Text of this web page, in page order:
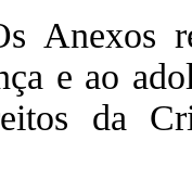
Anexos
e ao
da